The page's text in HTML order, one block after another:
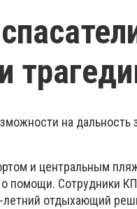
на дальность
и центральным
помощи. Сотрудники
летний отдыхающий